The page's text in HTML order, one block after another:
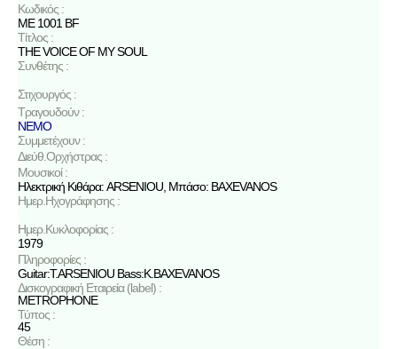
Κωδικός :
ME 1001 BF
Τίτλος :
THE VOICE OF MY SOUL
Συνθέτης :
Στιχουργός :
Τραγουδούν :
NEMO
Συμμετέχουν :
Διεύθ.Ορχήστρας :
Μουσικοί :
Ηλεκτρική Κιθάρα: ARSENIOU, Μπάσο: BAXEVANOS
Ημερ.Ηχογράφησης :
Ημερ.Κυκλοφορίας :
1979
Πληροφορίες :
Guitar:T.ARSENIOU Bass:K.BAXEVANOS
Δισκογραφική Εταιρεία (label) :
METROPHONE
Τύπος :
45
Θέση :